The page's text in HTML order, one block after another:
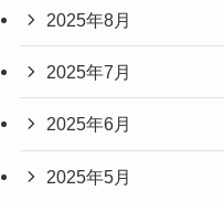
2025年8月
2025年7月
2025年6月
2025年5月